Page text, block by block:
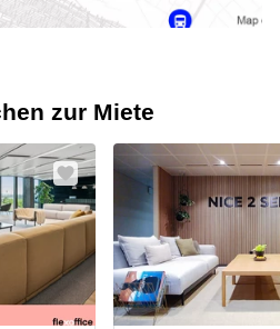
zur Miete